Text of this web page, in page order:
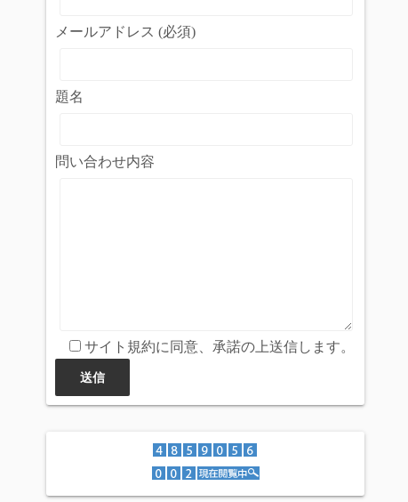
メールアドレス (必須)
題名
問い合わせ内容
サイト規約に同意、承諾の上送信します。